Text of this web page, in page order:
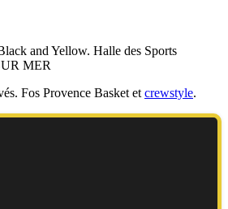
and Yellow. Halle des Sports
MER
Fos Provence Basket et crewstyle.